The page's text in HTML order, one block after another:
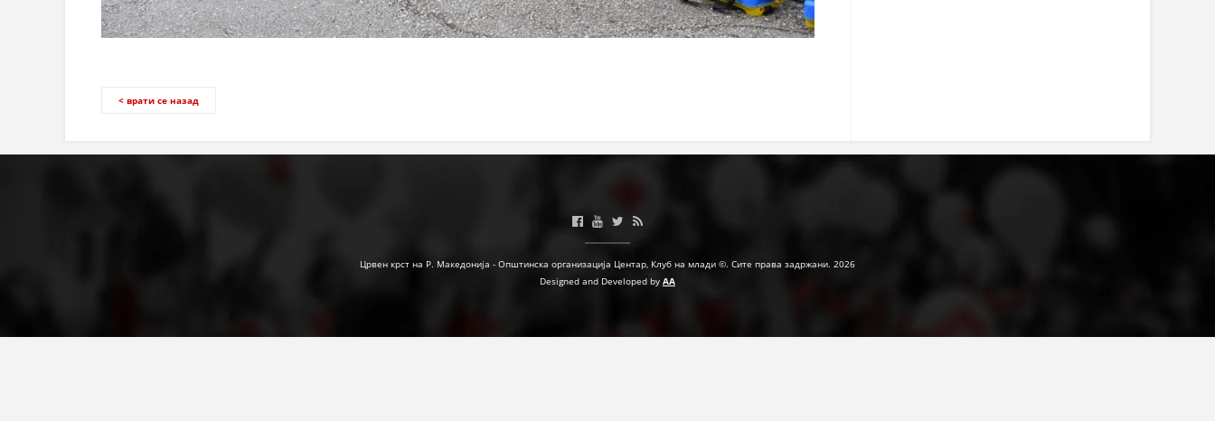
< врати се назад
Црвен крст на Р. Македонија - Општинска организација Центар, Клуб на млади ©. Сите права задржани. 2026
Designed and Developed by AA